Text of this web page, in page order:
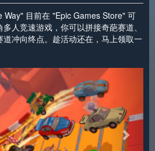
Way" 目前在 "Epic Games Store" 可
人竞速游戏，你可以拼接奇葩赛道、
冲向终点。趁活动还在，马上领取一